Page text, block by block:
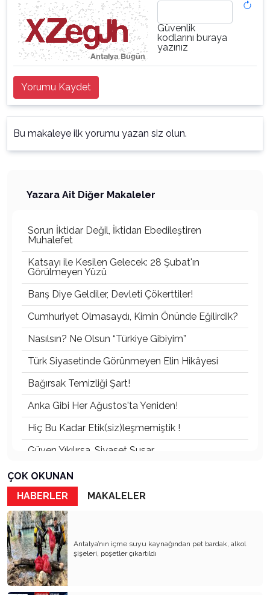
Güvenlik
kodlarını buraya
yazınız
Yorumu Kaydet
Bu makaleye ilk yorumu yazan siz olun.
Yazara Ait Diğer Makaleler
Sorun İktidar Değil, İktidarı Ebedileştiren
Muhalefet
Katsayı ile Kesilen Gelecek: 28 Şubat'ın
Görülmeyen Yüzü
Barış Diye Geldiler, Devleti Çökerttiler!
Cumhuriyet Olmasaydı, Kimin Önünde Eğilirdik?
Nasılsın? Ne Olsun “Türkiye Gibiyim”
Türk Siyasetinde Görünmeyen Elin Hikâyesi
Bağırsak Temizliği Şart!
Anka Gibi Her Ağustos'ta Yeniden!
Hiç Bu Kadar Etik(siz)leşmemiştik !
Güven Yıkılırsa, Siyaset Susar
VAR OLSUN GENÇLİK, YANSIN ESKİ KAFA!
Devlet Yönetimini Kimlik Pazarlığına Çevirmek:
Akıl Tutulmasıdır
Ne Koltukmuş Arkadaş!
Değişmeyen Oyun!
Yenilenmiş Ambalajda Bayat Siyaset
ÇOK OKUNAN
HABERLER
MAKALELER
Antalya’nın içme suyu kaynağından pet bardak, alkol
şişeleri, poşetler çıkartıldı